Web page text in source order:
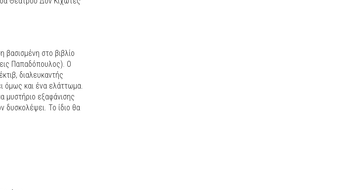
στο βιβλίο
Παπαδόπουλος). Ο
διαλευκαντής
όμως και ένα ελάττωμα.
μυστήριο εξαφάνισης
δυσκολέψει. Το ίδιο θα